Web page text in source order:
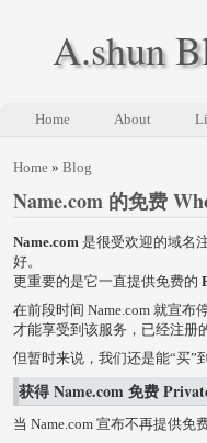
A.shun
Home About
Home » Blog
Name.com 的免费
Name.com 是很受欢迎的域名
好。
更重要的是它一直提供免费的
在前段时间 Name.com 就宣布
才能享受到该服务，已经注册
但暂时来说，我们还是能“买”
获得 Name.com 免费
当 Name.com 宣布不再提供免